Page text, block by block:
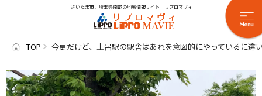
さいたま市、埼玉県南部の地域情報サイト「リプロマヴィ」
TOP 今更だけど、土呂駅の駅舎はあれを意図的にやっているに違